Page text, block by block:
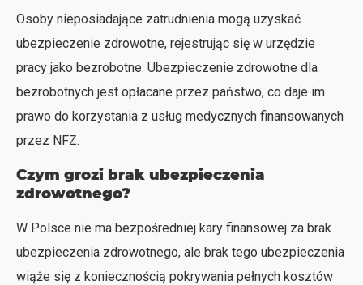
Osoby nieposiadające zatrudnienia mogą uzyskać
ubezpieczenie zdrowotne, rejestrując się w urzędzie
pracy jako bezrobotne. Ubezpieczenie zdrowotne dla
bezrobotnych jest opłacane przez państwo, co daje im
prawo do korzystania z usług medycznych finansowanych
przez NFZ.
Czym grozi brak ubezpieczenia
zdrowotnego?
W Polsce nie ma bezpośredniej kary finansowej za brak
ubezpieczenia zdrowotnego, ale brak tego ubezpieczenia
wiąże się z koniecznością pokrywania pełnych kosztów